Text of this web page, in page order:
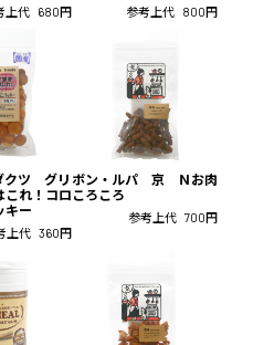
上代 680円 参考上代 800円
クツ グリ
れ！コロ
キー
上代 360円
ボン・ルパ 京 Ｎお肉
ころころ
参考上代 700円